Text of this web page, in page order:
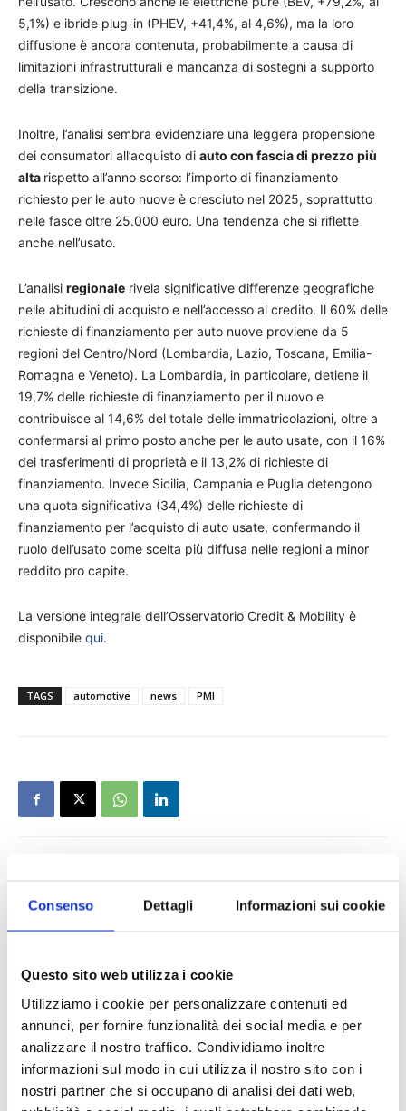
Consenso Dettagli Informazioni sui cookie
Questo sito web utilizza i cookie
Utilizziamo i cookie per personalizzare contenuti ed
annunci, per fornire funzionalità dei social media e per
analizzare il nostro traffico. Condividiamo inoltre
informazioni sul modo in cui utilizza il nostro sito con i
nostri partner che si occupano di analisi dei dati web,
5,1%) e ibride plug-in (PHEV, +41,4%, al 4,6%), ma la loro
diffusione è ancora contenuta, probabilmente a causa di
limitazioni infrastrutturali e mancanza di sostegni a supporto
della transizione.
Inoltre, l’analisi sembra evidenziare una leggera propensione
dei consumatori all’acquisto di auto con fascia di prezzo più
alta rispetto all’anno scorso: l’importo di finanziamento
richiesto per le auto nuove è cresciuto nel 2025, soprattutto
nelle fasce oltre 25.000 euro. Una tendenza che si riflette
anche nell’usato.
L’analisi regionale rivela significative differenze geografiche
nelle abitudini di acquisto e nell’accesso al credito. Il 60% delle
richieste di finanziamento per auto nuove proviene da 5
regioni del Centro/Nord (Lombardia, Lazio, Toscana, Emilia-
Romagna e Veneto). La Lombardia, in particolare, detiene il
19,7% delle richieste di finanziamento per il nuovo e
contribuisce al 14,6% del totale delle immatricolazioni, oltre a
confermarsi al primo posto anche per le auto usate, con il 16%
dei trasferimenti di proprietà e il 13,2% di richieste di
finanziamento. Invece Sicilia, Campania e Puglia detengono
una quota significativa (34,4%) delle richieste di
finanziamento per l’acquisto di auto usate, confermando il
ruolo dell’usato come scelta più diffusa nelle regioni a minor
reddito pro capite.
La versione integrale dell’Osservatorio Credit & Mobility è
disponibile qui.
TAGS automotive news PMI